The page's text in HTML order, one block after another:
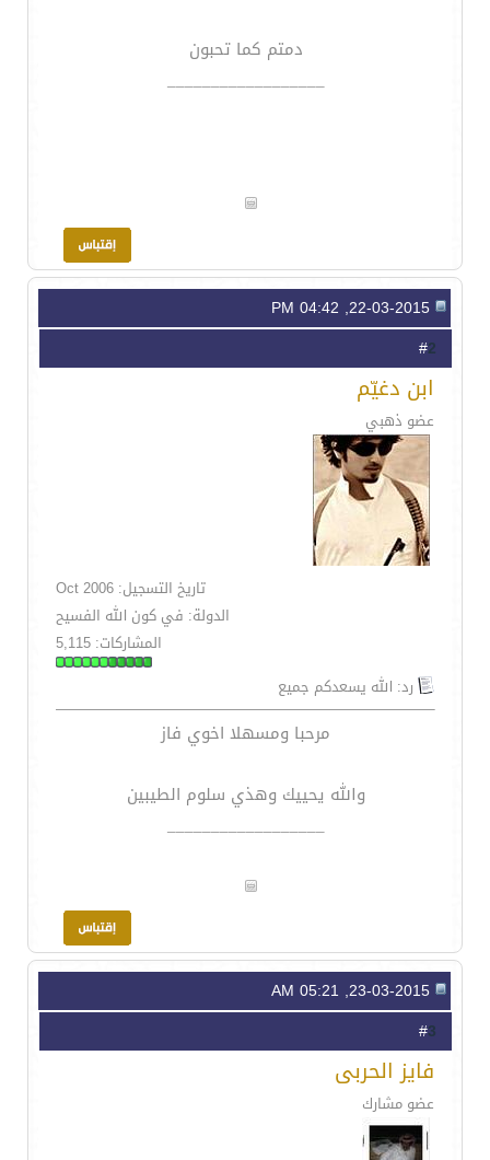
دمتم كما تحبون
__________________
2
ابن دغيّم
عضو ذهبي
تاريخ التسجيل: Oct 2006
الدولة: في كون الله الفسيح
المشاركات: 5,115
رد: الله يسعدكم جميع
مرحبا ومسهلا اخوي فاز
والله يحييك وهذي سلوم الطيبين
__________________
3
فايز الحربى
عضو مشارك